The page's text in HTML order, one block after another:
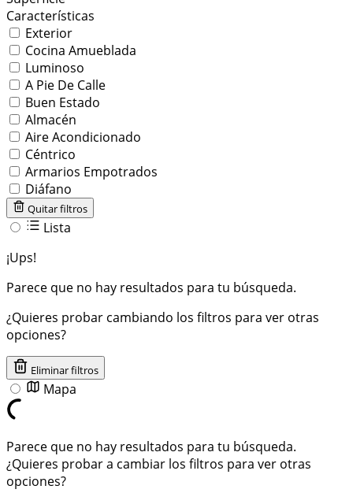
Características
Exterior
Cocina Amueblada
Luminoso
A Pie De Calle
Buen Estado
Almacén
Aire Acondicionado
Céntrico
Armarios Empotrados
Diáfano
Quitar filtros
Lista
¡Ups!
Parece que no hay resultados para tu búsqueda.
¿Quieres probar cambiando los filtros para ver otras
opciones?
Eliminar filtros
Mapa
Parece que no hay resultados para tu búsqueda.
¿Quieres probar a cambiar los filtros para ver otras
opciones?